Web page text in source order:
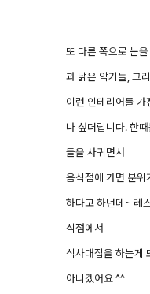
또 다른 쪽으로 눈
과 낡은 악기들, 그
이런 인테리어를 가
나 싶더랍니다. 한
들을 사귀면서
음식점에 가면 분위
하다고 하던데~ 레
식점에서
식사대접을 하는게
아니겠어요 ^^